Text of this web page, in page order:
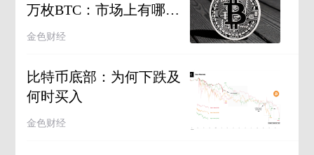
万枚BTC：市场上有哪些
纸比特？
金色财经
比特币底部：为何下跌及
何时买入
金色财经